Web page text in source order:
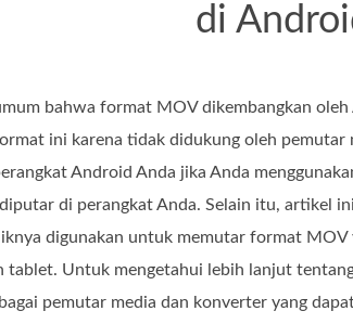
di
bahwa format MOV dikembangkan
ini karena tidak didukung oleh pemutar
Android Anda jika Anda
di perangkat Anda. Selain itu, artikel
digunakan untuk memutar format
tablet. Untuk mengetahui lebih lanjut
pemutar media dan konverter yang